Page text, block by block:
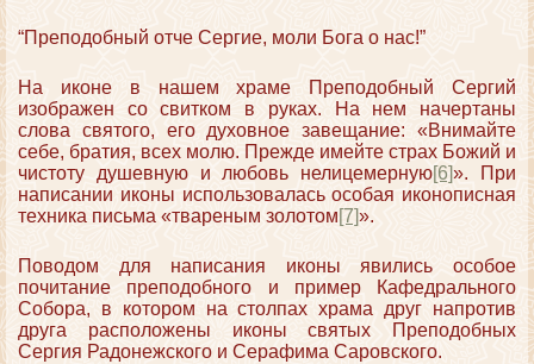
“Преподобный отче Сергие, моли Бога о нас!”
На иконе в нашем храме Преподобный Сергий
изображен со свитком в руках. На нем начертаны
слова святого, его духовное завещание: «Внимайте
себе, братия, всех молю. Прежде имейте страх Божий и
чистоту душевную и любовь нелицемерную[6]». При
написании иконы использовалась особая иконописная
техника письма «твареным золотом[7]».
Поводом для написания иконы явились особое
почитание преподобного и пример Кафедрального
Собора, в котором на столпах храма друг напротив
друга расположены иконы святых Преподобных
Сергия Радонежского и Серафима Саровского.